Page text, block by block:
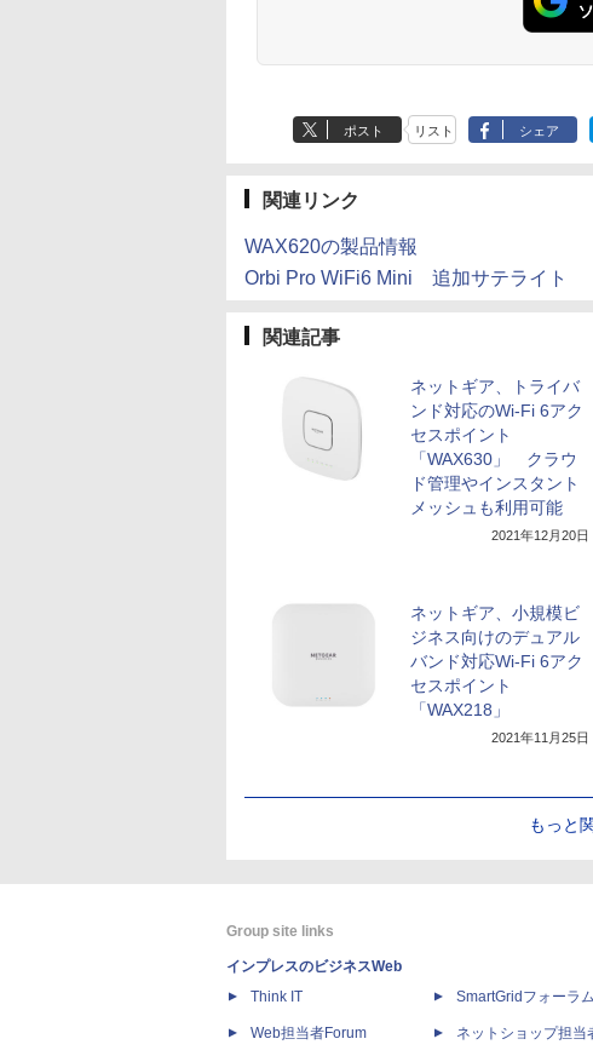
ポスト リスト シェア
関連リンク
WAX620の製品情報
Orbi Pro WiFi6 Mini 追加サテライト
関連記事
ネットギア、トライバ
ンド対応のWi-Fi 6アク
セスポイント
「WAX630」 クラウ
ド管理やインスタント
メッシュも利用可能
2021年12月20日
ネットギア、小規模ビ
ジネス向けのデュアル
バンド対応Wi-Fi 6アク
セスポイント
「WAX218」
2021年11月25日
もっと
Group site links
インプレスのビジネスWeb
Think IT
Web担当者Forum
SmartGridフォーラム
ネットショップ担当